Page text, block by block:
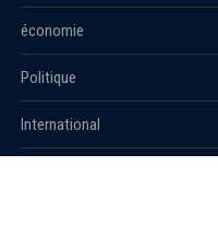
économie
Politique
International